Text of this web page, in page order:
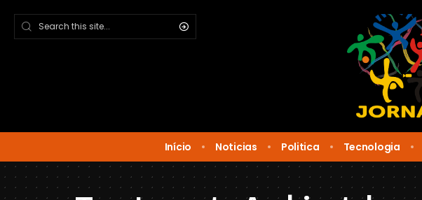
Início Noticias Politica Tecnologia